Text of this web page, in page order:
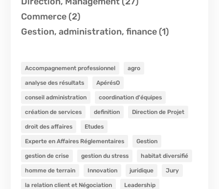
Commerce(2)
Gestion, administration, finance(1)
Accompagnement professionnel agro
analyse des résultats ApérésO
conseil administration coordination d'équipes
création de services definition Direction de Projet
droit des affaires Etudes
Experte en Affaires Réglementaires Gestion
gestion de crise gestion du stress habitat diversifié
homme de terrain Innovation juridique Jury
la relation client et Négociation Leadership